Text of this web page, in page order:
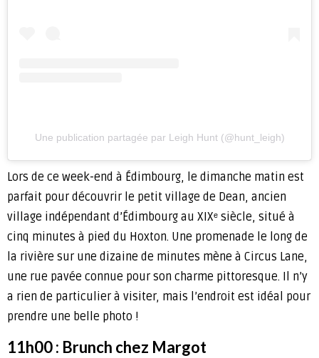
Une publication partagée par Leigh Hunt (@hunt_leigh)
Lors de ce week-end à Édimbourg, le dimanche matin est
parfait pour découvrir le petit village de Dean, ancien
village indépendant d’Édimbourg au XIXᵉ siècle, situé à
cinq minutes à pied du Hoxton. Une promenade le long de
la rivière sur une dizaine de minutes mène à Circus Lane,
une rue pavée connue pour son charme pittoresque. Il n’y
a rien de particulier à visiter, mais l’endroit est idéal pour
prendre une belle photo !
11h00 : Brunch chez Margot